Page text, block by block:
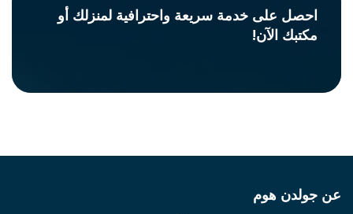
احصل على خدمة سريعة واحترافية لمنزلك أو
مكتبك الآن!
عن جولدن هوم